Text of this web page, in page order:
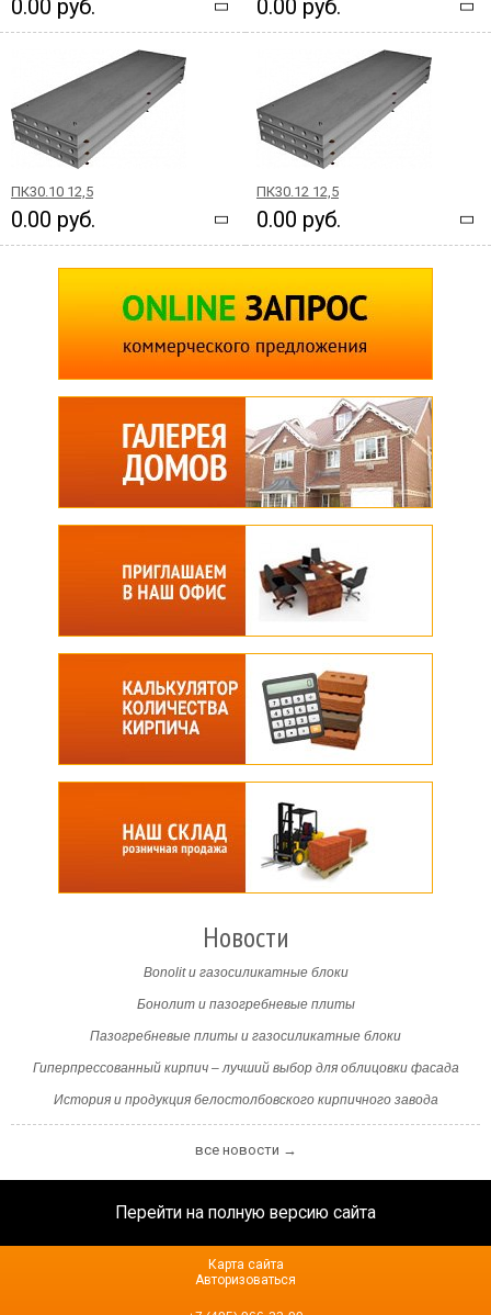
0.00 руб. 0.00 руб.
ПК30.10 12,5
0.00 руб.
ПК30.12 12,5
0.00 руб.
Новости
Bonolit и газосиликатные блоки
Бонолит и пазогребневые плиты
Пазогребневые плиты и газосиликатные блоки
Гиперпрессованный кирпич – лучший выбор для облицовки фасада
История и продукция белостолбовского кирпичного завода
все новости →
Перейти на полную версию сайта
Карта сайта
Авторизоваться